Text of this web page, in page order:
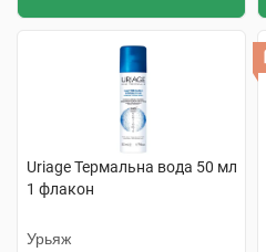
Uriage Термальна вода 50 мл
1 флакон
Урьяж